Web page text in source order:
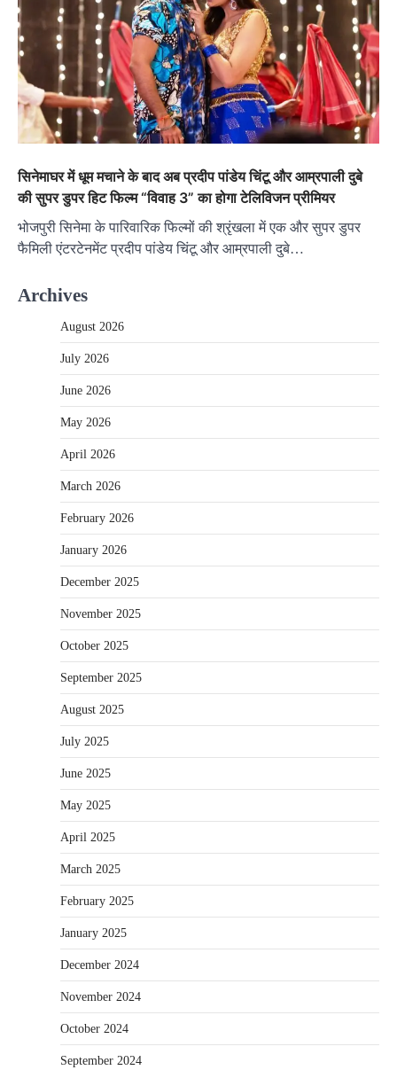
सिनेमाघर में धूम मचाने के बाद अब प्रदीप पांडेय चिंटू और आम्रपाली दुबे
की सुपर डुपर हिट फिल्म “विवाह 3” का होगा टेलिविजन प्रीमियर
भोजपुरी सिनेमा के पारिवारिक फिल्मों की श्रृंखला में एक और सुपर डुपर
फैमिली एंटरटेनमेंट प्रदीप पांडेय चिंटू और आम्रपाली दुबे…
Archives
August 2026
July 2026
June 2026
May 2026
April 2026
March 2026
February 2026
January 2026
December 2025
November 2025
October 2025
September 2025
August 2025
July 2025
June 2025
May 2025
April 2025
March 2025
February 2025
January 2025
December 2024
November 2024
October 2024
September 2024